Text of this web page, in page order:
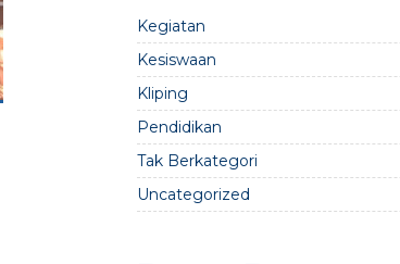
Kegiatan
Kesiswaan
Kliping
Pendidikan
Tak Berkategori
Uncategorized